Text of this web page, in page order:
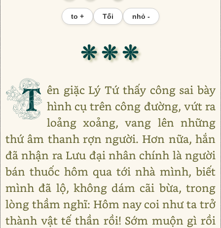
to + Tối nhỏ -
❊ ❊ ❊
T ên giặc Lý Tứ thấy công sai bày
hình cụ trên công đường, vứt ra
loảng xoảng, vang lên những
thứ âm thanh rợn người. Hơn nữa, hắn
đã nhận ra Lưu đại nhân chính là người
bán thuốc hôm qua tới nhà mình, biết
mình đã lộ, không dám cãi bừa, trong
lòng thầm nghĩ: Hôm nay coi như ta trở
thành vật tế thần rồi! Sớm muộn gì rồi